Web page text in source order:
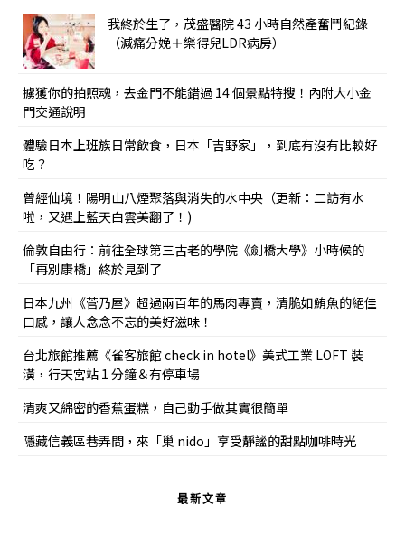
我終於生了，茂盛醫院 43 小時自然產奮鬥紀錄
（減痛分娩＋樂得兒LDR病房）
擄獲你的拍照魂，去金門不能錯過 14 個景點特搜！內附大小金
門交通說明
體驗日本上班族日常飲食，日本「吉野家」，到底有沒有比較好
吃？
曾經仙境！陽明山八煙聚落與消失的水中央（更新：二訪有水
啦，又遇上藍天白雲美翻了！)
倫敦自由行：前往全球第三古老的學院《劍橋大學》小時候的
「再別康橋」終於見到了
日本九州《菅乃屋》超過兩百年的馬肉專賣，清脆如鮪魚的絕佳
口感，讓人念念不忘的美好滋味！
台北旅館推薦《雀客旅館 check in hotel》美式工業 LOFT 裝
潢，行天宮站 1 分鐘＆有停車場
清爽又綿密的香蕉蛋糕，自己動手做其實很簡單
隱藏信義區巷弄間，來「巢 nido」享受靜謐的甜點咖啡時光
最新文章